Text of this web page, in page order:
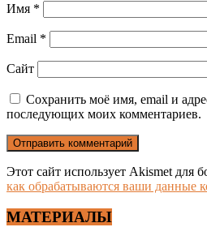
Имя *
Email *
Сайт
Сохранить моё имя, email и
последующих моих комментариев.
Этот сайт использует Akismet для
как обрабатываются ваши данные
МАТЕРИАЛЫ